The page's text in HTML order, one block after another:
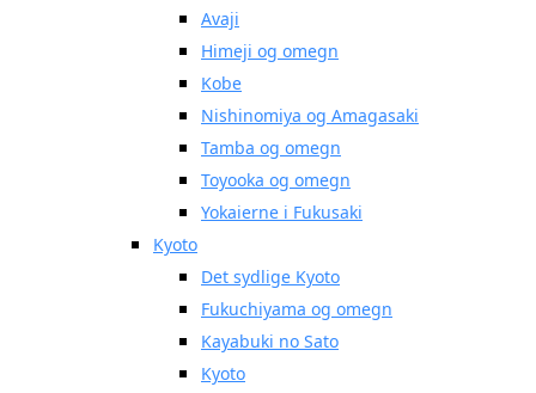
Avaji
Himeji og omegn
Kobe
Nishinomiya og Amagasaki
Tamba og omegn
Toyooka og omegn
Yokaierne i Fukusaki
Kyoto
Det sydlige Kyoto
Fukuchiyama og omegn
Kayabuki no Sato
Kyoto